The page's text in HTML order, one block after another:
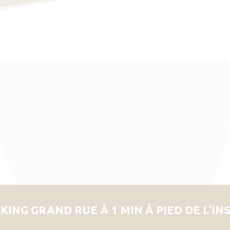
GRAND RUE À 1 MIN À PIED DE